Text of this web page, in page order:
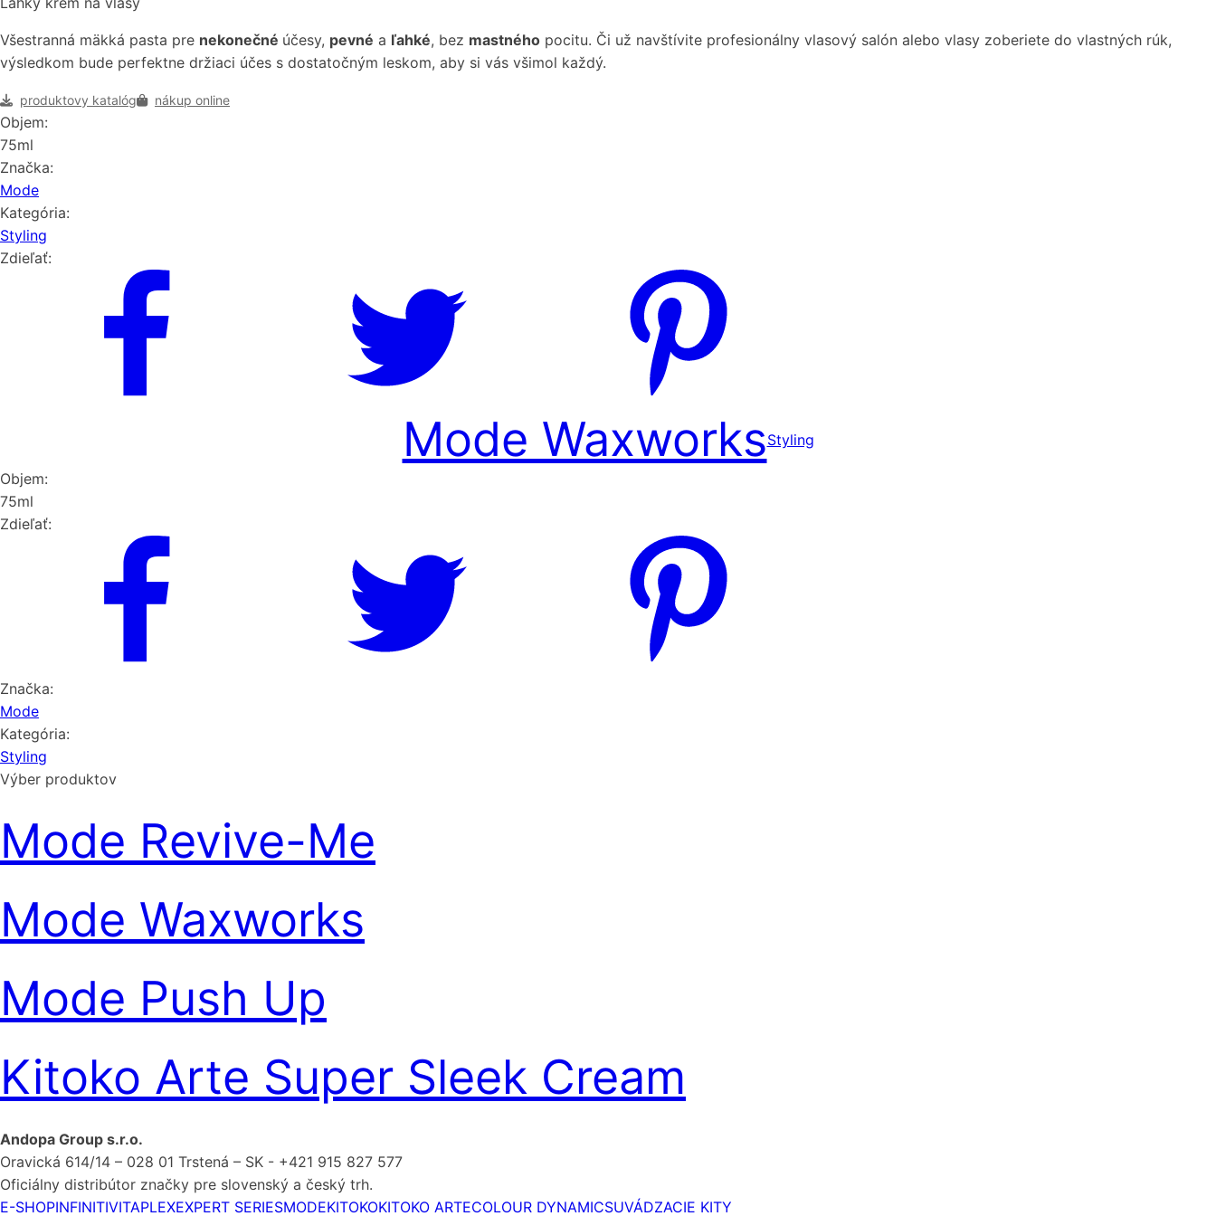
Všestranná mäkká pasta pre nekonečné účesy, pevné a ľahké, bez mastného pocitu. Či už navštívite profesionálny vlasový salón alebo vlasy zoberiete do vlastných rúk,
výsledkom bude perfektne držiaci účes s dostatočným leskom, aby si vás všimol každý.
produktovy katalóg nákup online
Objem:
75ml
Značka:
Mode
Kategória:
Styling
Zdieľať:
Mode WaxworksStyling
Objem:
75ml
Zdieľať:
Značka:
Mode
Kategória:
Styling
Výber produktov
Mode Revive-Me
Mode Waxworks
Mode Push Up
Kitoko Arte Super Sleek Cream
Andopa Group s.r.o.
Oravická 614/14 – 028 01 Trstená – SK - +421 915 827 577
Oficiálny distribútor značky pre slovenský a český trh.
E-SHOPINFINITIVITAPLEXEXPERT SERIESMODEKITOKOKITOKO ARTECOLOUR DYNAMICSUVÁDZACIE KITY